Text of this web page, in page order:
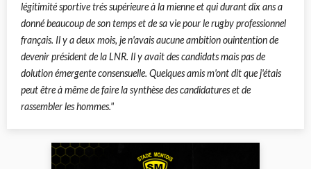
légitimité sportive trés supérieure à la mienne et qui durant dix ans a
donné beaucoup de son temps et de sa vie pour le rugby professionnel
français. Il y a deux mois, je n'avais aucune ambition ouintention de
devenir président de la LNR. Il y avait des candidats mais pas de
dolution émergente consensuelle. Quelques amis m'ont dit que j'étais
peut être à même de faire la synthèse des candidatures et de
rassembler les hommes."